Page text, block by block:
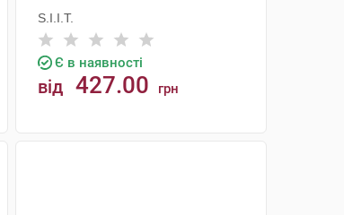
S.I.I.T.
Є в наявності
від 427.00 грн